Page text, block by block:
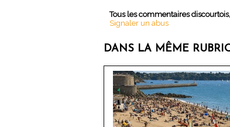
Tous les commentaires
Signaler un abus
DANS LA MÊME